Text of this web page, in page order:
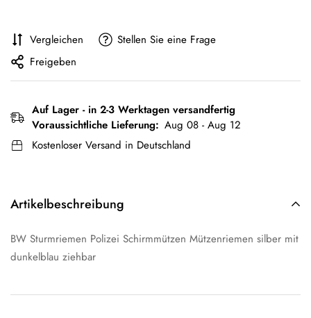
Vergleichen
Stellen Sie eine Frage
Freigeben
Auf Lager - in 2-3 Werktagen versandfertig
Voraussichtliche Lieferung: Aug 08 - Aug 12
Kostenloser Versand in Deutschland
Artikelbeschreibung
BW Sturmriemen Polizei Schirmmützen Mützenriemen silber mit
dunkelblau ziehbar